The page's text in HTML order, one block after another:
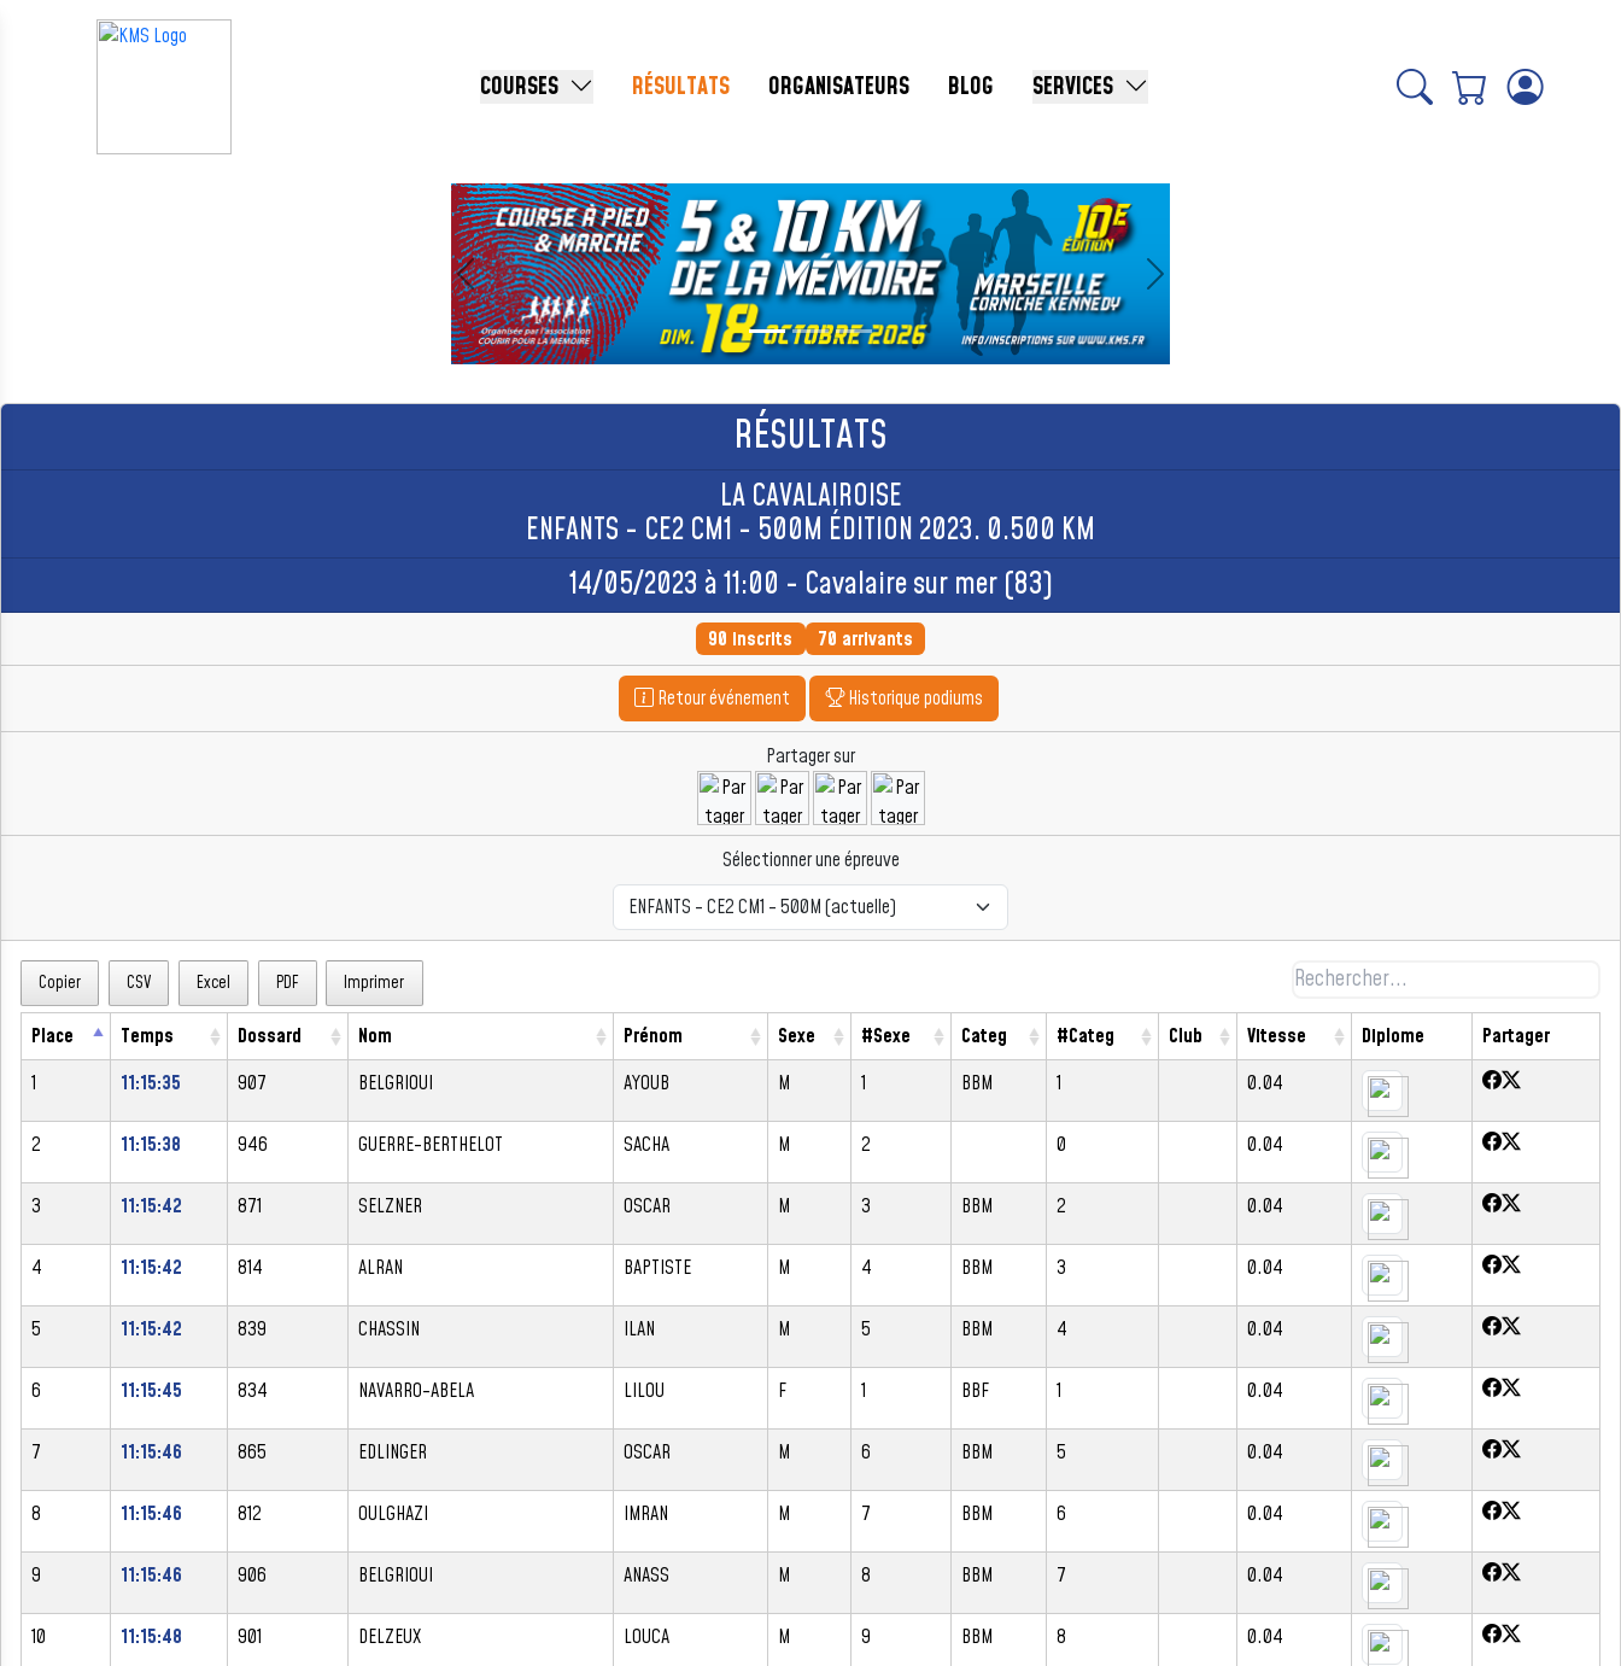
COURSES RÉSULTATS ORGANISATEURS BLOG SERVICES
Précédent Suivant
RÉSULTATS
LA CAVALAIROISE
ENFANTS - CE2 CM1 - 500M ÉDITION 2023. 0.500 KM
14/05/2023 à 11:00 - Cavalaire sur mer (83)
90 inscrits 70 arrivants
Retour événement Historique podiums
Partager sur
Sélectionner une épreuve
Copier CSV Excel PDF Imprimer
Place Temps Dossard Nom Prénom Sexe #Sexe Categ #Categ Club Vitesse Diplome
Partager
1
11:15:35 907 BELGRIOUI AYOUB M 1 BBM 1 0.04
2 11:15:38 946 GUERRE-BERTHELOT SACHA M 2 0 0.04
3 11:15:42 871 SELZNER OSCAR M 3 BBM 2 0.04
4 11:15:42 814 ALRAN BAPTISTE M 4 BBM 3 0.04
5 11:15:42 839 CHASSIN ILAN M 5 BBM 4 0.04
6 11:15:45 834 NAVARRO-ABELA LILOU F 1 BBF 1 0.04
7 11:15:46 865 EDLINGER OSCAR M 6 BBM 5 0.04
8 11:15:46 812 OULGHAZI IMRAN M 7 BBM 6 0.04
9 11:15:46 906 BELGRIOUI ANASS M 8 BBM 7 0.04
10 11:15:48 901 DELZEUX LOUCA M 9 BBM 8 0.04
Panneau de gestion des cookies